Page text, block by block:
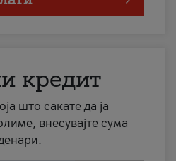
кредит
што сакате да ја
внесувајте сума